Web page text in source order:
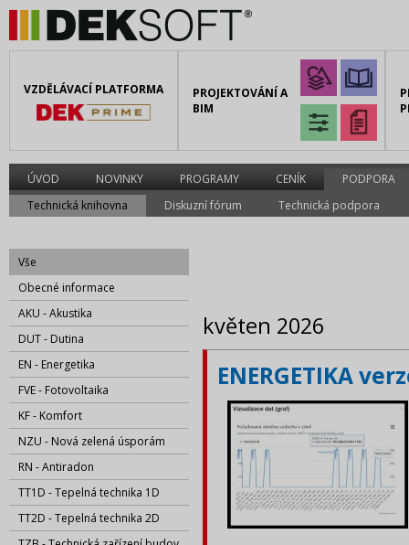
VZDĚLÁVACÍ PLATFORMA
PROJEKTOVÁNÍ A
BIM
ÚVOD NOVINKY PROGRAMY CENÍK
PODPORA
Technická knihovna
Diskuzní fórum Technická podpora
Vše
Obecné informace
AKU - Akustika
DUT - Dutina
EN - Energetika
FVE - Fotovoltaika
KF - Komfort
NZU - Nová zelená úsporám
RN - Antiradon
TT1D - Tepelná technika 1D
TT2D - Tepelná technika 2D
květen 2026
ENERGETIKA